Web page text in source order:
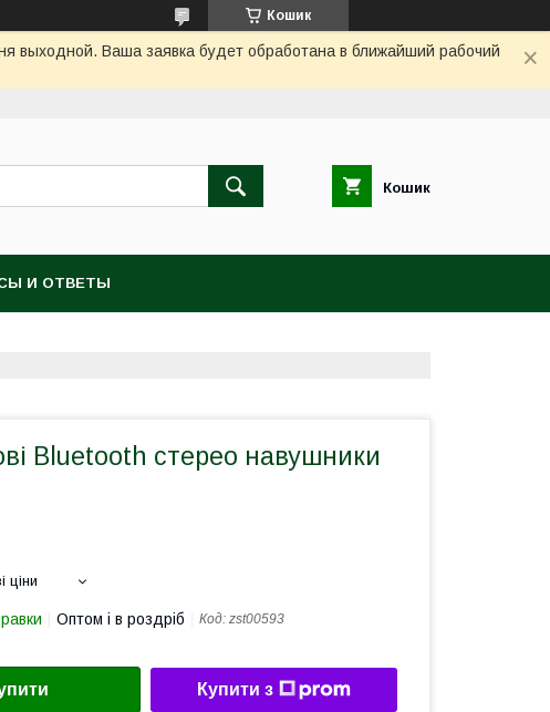
Кошик
выходной. Ваша заявка будет обработана в ближайший рабочий
Кошик
И ОТВЕТЫ
Bluetooth стерео навушники
ціни
Оптом і в роздріб Код: zst00593
Купити з